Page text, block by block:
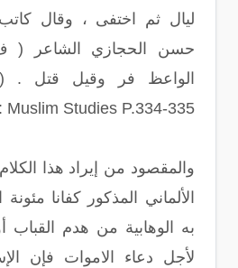
ليال ثم اختفى ، وقال
Studies P.334-335 )
والمقصود من إيراد هذا
الألماني المذكور كفانا
به الوهابية من هدم القباب
لأجل دعاء الاموات فإن